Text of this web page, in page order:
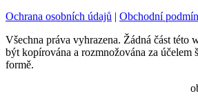
Ochrana osobních údajů | Obchodní
Všechna práva vyhrazena. Žádná část této
být kopírována a rozmnožována za účelem
formě.